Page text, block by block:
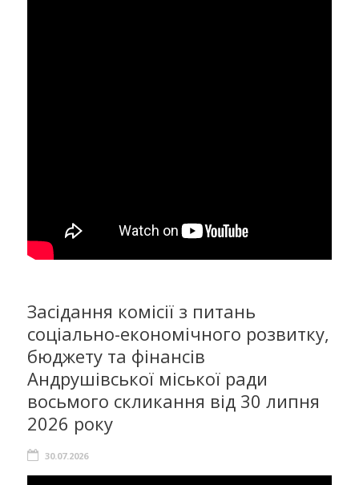
Засідання комісії з питань
соціально-економічного розвитку,
бюджету та фінансів
Андрушівської міської ради
восьмого скликання від 30 липня
2026 року
30.07.2026